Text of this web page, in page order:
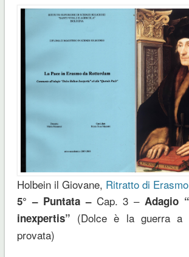
Holbein il Giovane, Ritratto di Erasmo
5° – Puntata – Cap. 3 – Adagio
inexpertis” (Dolce è la guerra
provata)